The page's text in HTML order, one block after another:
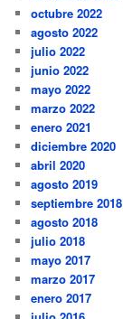
octubre 2022
agosto 2022
julio 2022
junio 2022
mayo 2022
marzo 2022
enero 2021
diciembre 2020
abril 2020
agosto 2019
septiembre 2018
agosto 2018
julio 2018
mayo 2017
marzo 2017
enero 2017